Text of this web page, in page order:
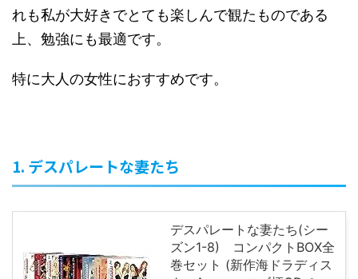
れも私が大好きでとても楽しんで観たものである
上、勉強にも最適です。
特に大人の女性におすすめです。
1. デスパレートな妻たち
デスパレートな妻たち(シー
ズン1-8) コンパクトBOX全
巻セット (新作海ドラディス